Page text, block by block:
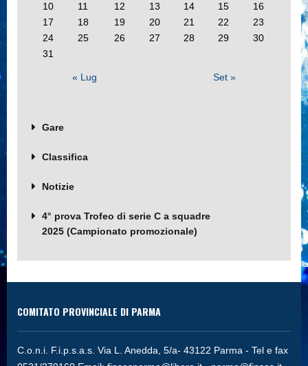
10
11 12 13 14 15
16
17
18 19 20 21 22
23
24
25 26 27 28 29
30
31
« Lug Set »
Gare
Classifica
Notizie
4° prova Trofeo di serie C a squadre
2025 (Campionato promozionale)
COMITATO PROVINCIALE DI PARMA
C.o.n.i. F.i.p.s.a.s. Via L. Anedda, 5/a- 43122 Parma - Tel e fax